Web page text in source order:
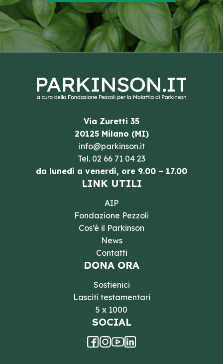
Via Zuretti 35
20125 Milano (MI)
info@parkinson.it
Tel. 02 66 71 04 23
da lunedì a venerdì, ore 9.00 – 17.00
LINK UTILI
AIP
Fondazione Pezzoli
Cos’è il Parkinson
News
Contatti
DONA ORA
Sostienici
Lasciti testamentari
5 x 1000
SOCIAL